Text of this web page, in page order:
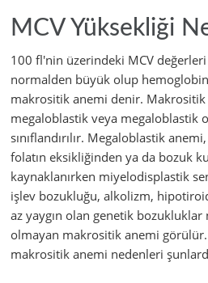
MCV Yüksekliği
100 fl'nin üzerindeki MCV
normalden büyük olup
makrositik anemi denir.
megaloblastik veya megaloblastik
sınıflandırılır. Megaloblastik
folatın eksikliğinden ya da bozuk
kaynaklanırken miyelodisplastik
işlev bozukluğu, alkolizm,
az yaygın olan genetik
olmayan makrositik anemi görülür.
makrositik anemi nedenleri